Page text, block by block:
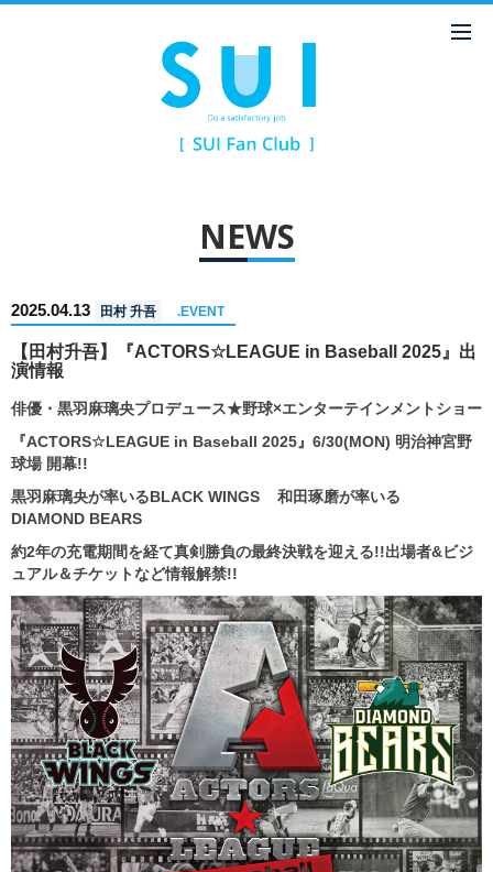
NEWS
2025.04.13 田村 升吾 .EVENT
【田村升吾】『ACTORS☆LEAGUE in Baseball 2025』出
演情報
俳優・黒羽麻璃央プロデュース★野球×エンターテインメントショー
『ACTORS☆LEAGUE in Baseball 2025』6/30(MON) 明治神宮野
球場 開幕!!
黒羽麻璃央が率いるBLACK WINGS 和田琢磨が率いる
DIAMOND BEARS
約2年の充電期間を経て真剣勝負の最終決戦を迎える!!出場者&ビジ
ュアル＆チケットなど情報解禁!!